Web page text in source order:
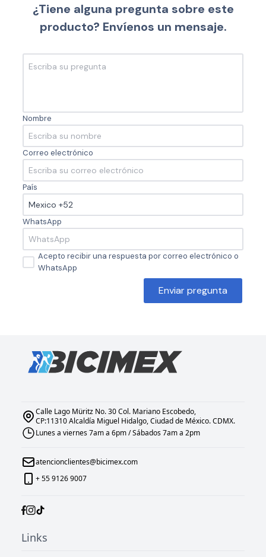
¿Tiene alguna pregunta sobre este
producto? Envíenos un mensaje.
Nombre
Correo electrónico
País
WhatsApp
Acepto recibir una respuesta por correo electrónico o
WhatsApp
Enviar pregunta
Calle Lago Müritz No. 30 Col. Mariano Escobedo,
CP:11310 Alcaldía Miguel Hidalgo, Ciudad de México. CDMX.
Lunes a viernes 7am a 6pm / Sábados 7am a 2pm
atencionclientes@bicimex.com
+ 55 9126 9007
Links